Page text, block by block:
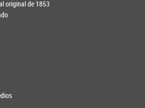
original de 1853